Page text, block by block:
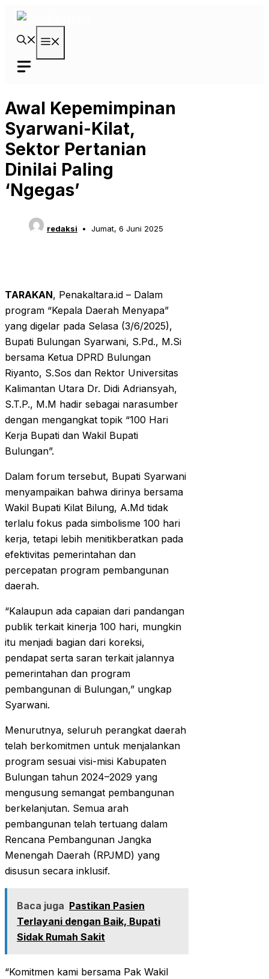
Langsung
Awal Kepemimpinan
Syarwani-Kilat,
Sektor Pertanian
Dinilai Paling
‘Ngegas’
redaksi Jumat, 6 Juni 2025
TARAKAN, Penakaltara.id – Dalam
program “Kepala Daerah Menyapa”
yang digelar pada Selasa (3/6/2025),
Bupati Bulungan Syarwani, S.Pd., M.Si
bersama Ketua DPRD Bulungan
Riyanto, S.Sos dan Rektor Universitas
Kalimantan Utara Dr. Didi Adriansyah,
S.T.P., M.M hadir sebagai narasumber
dengan mengangkat topik “100 Hari
Kerja Bupati dan Wakil Bupati
Bulungan”.
Dalam forum tersebut, Bupati Syarwani
menyampaikan bahwa dirinya bersama
Wakil Bupati Kilat Bilung, A.Md tidak
terlalu fokus pada simbolisme 100 hari
kerja, tetapi lebih menitikberatkan pada
efektivitas pemerintahan dan
percepatan program pembangunan
daerah.
“Kalaupun ada capaian dari pandangan
publik terkait kinerja 100 hari, mungkin
itu menjadi bagian dari koreksi,
pendapat serta saran terkait jalannya
pemerintahan dan program
pembangunan di Bulungan,” ungkap
Syarwani.
Menurutnya, seluruh perangkat daerah
telah berkomitmen untuk menjalankan
program sesuai visi-misi Kabupaten
Bulungan tahun 2024–2029 yang
mengusung semangat pembangunan
berkelanjutan. Semua arah
pembangunan telah tertuang dalam
Rencana Pembangunan Jangka
Menengah Daerah (RPJMD) yang
disusun secara inklusif.
Baca juga Pastikan Pasien
Terlayani dengan Baik, Bupati
Sidak Rumah Sakit
“Komitmen kami bersama Pak Wakil